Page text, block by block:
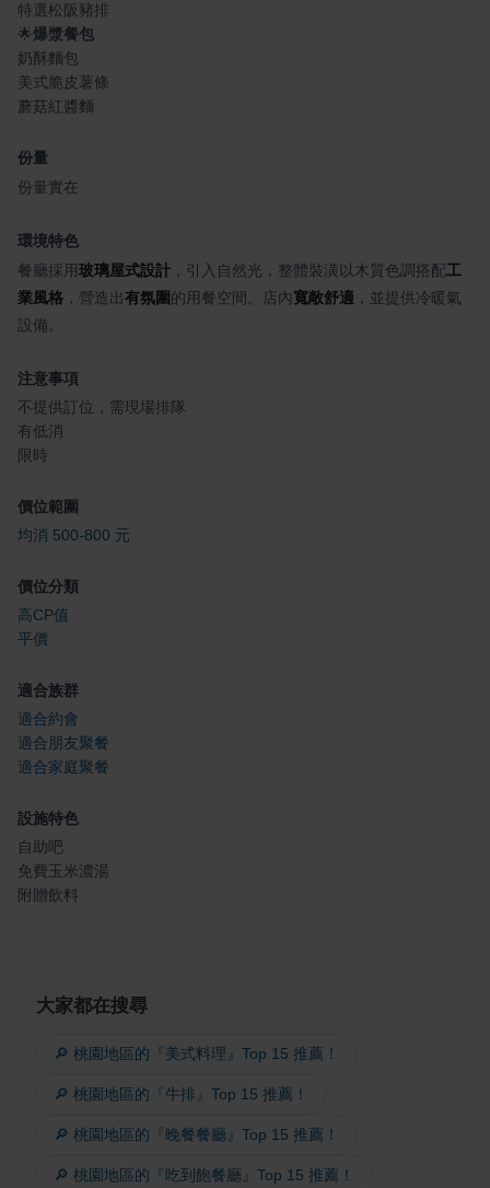
特選松阪豬排
🌟爆漿餐包
奶酥麵包
美式脆皮薯條
蘑菇紅醬麵
份量
份量實在
環境特色
餐廳採用玻璃屋式設計 ，引入自然光，整體裝潢以木質色調搭配工
業風格 ，營造出有氛圍的用餐空間。店內寬敞舒適 ，並提供冷暖氣
設備。
注意事項
不提供訂位，需現場排隊
有低消
限時
價位範圍
均消 500-800 元
價位分類
高CP值
平價
適合族群
適合約會
適合朋友聚餐
適合家庭聚餐
設施特色
自助吧
免費玉米濃湯
附贈飲料
大家都在搜尋
🔎 桃園地區的『美式料理』Top 15 推薦！
🔎 桃園地區的『牛排』Top 15 推薦！
🔎 桃園地區的『晚餐餐廳』Top 15 推薦！
🔎 桃園地區的『吃到飽餐廳』Top 15 推薦！